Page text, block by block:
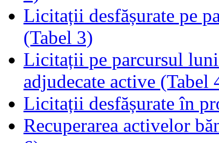
Licitații desfășurate pe
(Tabel 3)
Licitații pe parcursul
adjudecate active (Tabel
Licitații desfășurate în
Recuperarea activelor